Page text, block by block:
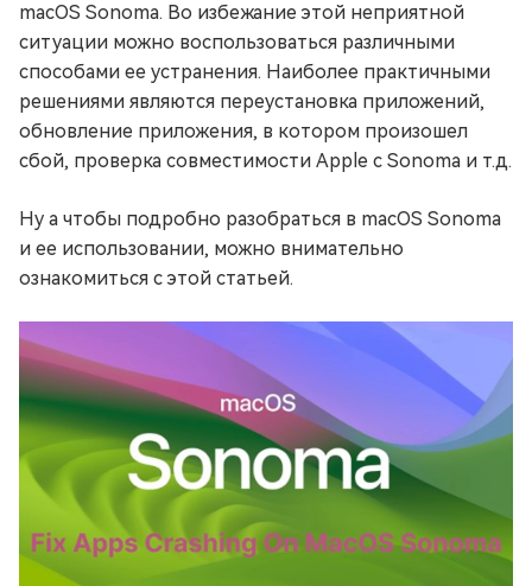
macOS Sonoma. Во избежание этой неприятной
ситуации можно воспользоваться различными
способами ее устранения. Наиболее практичными
решениями являются переустановка приложений,
обновление приложения, в котором произошел
сбой, проверка совместимости Apple с Sonoma и т.д.
Ну а чтобы подробно разобраться в macOS Sonoma
и ее использовании, можно внимательно
ознакомиться с этой статьей.